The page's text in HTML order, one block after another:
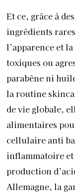
Et ce, grâce à
ingrédients
l’apparence et
toxiques ou
parabène ni
la routine
de vie globale,
alimentaires
cellulaire anti
inflammatoire et
production
Allemagne, la